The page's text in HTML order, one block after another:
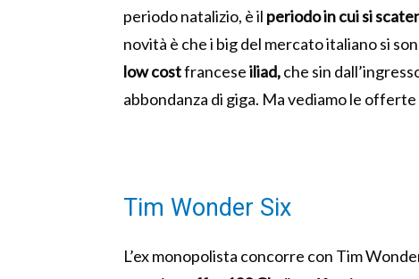
periodo natalizio, è il periodo in cui si
novità è che i big del mercato italiano si
low costfranceseiliad,che sin
abbondanza di giga. Ma vediamo le
Tim Wonder Six
L’ex monopolista concorre con Tim